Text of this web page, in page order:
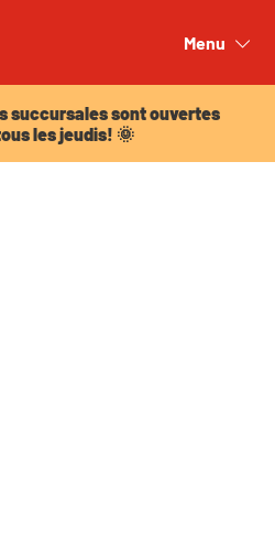
Menu
succursales sont ouvertes
les jeudis! 🌞